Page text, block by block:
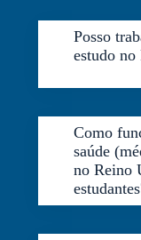
Posso
estudo
Como
saúde
no Reino